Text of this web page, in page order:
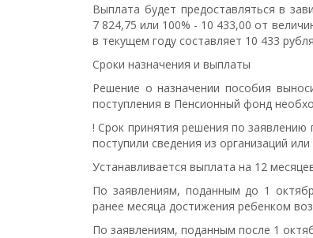
Выплата будет предоставляться в
7 824,75 или 100% - 10 433,00 от
в текущем году составляет 10 433
Сроки назначения и выплаты
Решение о назначении пособия
поступления в Пенсионный фонд
! Срок принятия решения по
поступили сведения из организаций
Устанавливается выплата на 12
По заявлениям, поданным до 1
ранее месяца достижения ребенком
По заявлениям, поданным после 1